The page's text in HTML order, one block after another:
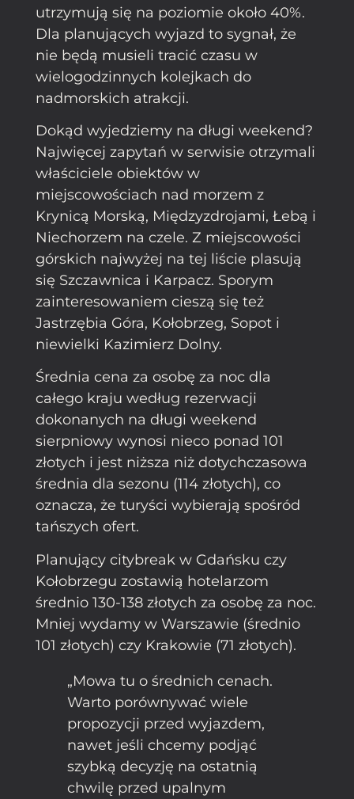
utrzymują się na poziomie około 40%.
Dla planujących wyjazd to sygnał, że
nie będą musieli tracić czasu w
wielogodzinnych kolejkach do
nadmorskich atrakcji.
Dokąd wyjedziemy na długi weekend?
Najwięcej zapytań w serwisie otrzymali
właściciele obiektów w
miejscowościach nad morzem z
Krynicą Morską, Międzyzdrojami, Łebą i
Niechorzem na czele. Z miejscowości
górskich najwyżej na tej liście plasują
się Szczawnica i Karpacz. Sporym
zainteresowaniem cieszą się też
Jastrzębia Góra, Kołobrzeg, Sopot i
niewielki Kazimierz Dolny.
Średnia cena za osobę za noc dla
całego kraju według rezerwacji
dokonanych na długi weekend
sierpniowy wynosi nieco ponad 101
złotych i jest niższa niż dotychczasowa
średnia dla sezonu (114 złotych), co
oznacza, że turyści wybierają spośród
tańszych ofert.
Planujący citybreak w Gdańsku czy
Kołobrzegu zostawią hotelarzom
średnio 130-138 złotych za osobę za noc.
Mniej wydamy w Warszawie (średnio
101 złotych) czy Krakowie (71 złotych).
„Mowa tu o średnich cenach.
Warto porównywać wiele
propozycji przed wyjazdem,
nawet jeśli chcemy podjąć
szybką decyzję na ostatnią
chwilę przed upalnym